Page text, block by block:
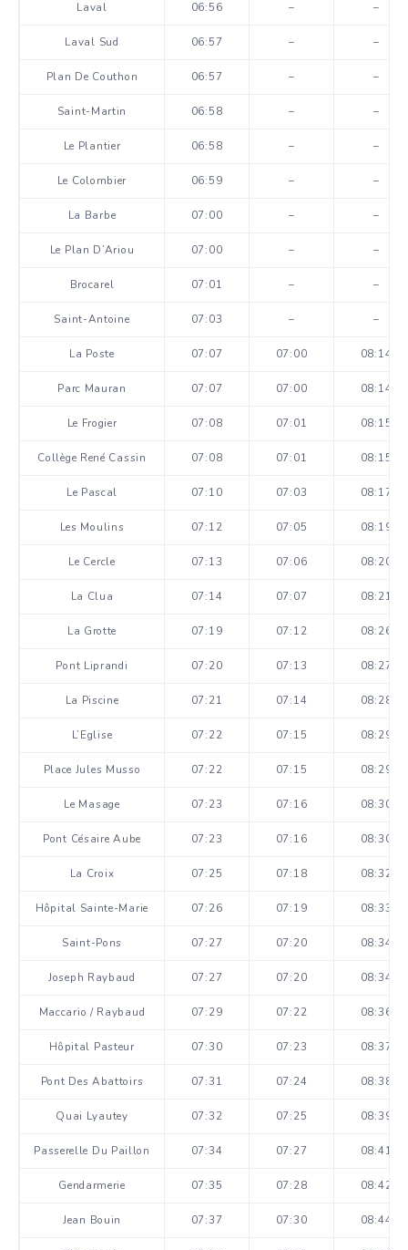
Laval 06:56 – –
Laval Sud 06:57 – –
Plan De Couthon 06:57 – –
Saint-Martin 06:58 – –
Le Plantier 06:58 – –
Le Colombier 06:59 – –
La Barbe 07:00 – –
Le Plan D’Ariou 07:00 – –
Brocarel 07:01 – –
Saint-Antoine 07:03 – –
La Poste 07:07 07:00 08:14
Parc Mauran 07:07 07:00 08:14
Le Frogier 07:08 07:01 08:15
Collège René Cassin 07:08 07:01 08:15
Le Pascal 07:10 07:03 08:17
Les Moulins 07:12 07:05 08:19
Le Cercle 07:13 07:06 08:20
La Clua 07:14 07:07 08:21
La Grotte 07:19 07:12 08:26
Pont Liprandi 07:20 07:13 08:27
La Piscine 07:21 07:14 08:28
L’Eglise 07:22 07:15 08:29
Place Jules Musso 07:22 07:15 08:29
Le Masage 07:23 07:16 08:30
Pont Césaire Aube 07:23 07:16 08:30
La Croix 07:25 07:18 08:32
Hôpital Sainte-Marie 07:26 07:19 08:33
Saint-Pons 07:27 07:20 08:34
Joseph Raybaud 07:27 07:20 08:34
Maccario / Raybaud 07:29 07:22 08:36
Hôpital Pasteur 07:30 07:23 08:37
Pont Des Abattoirs 07:31 07:24 08:38
Quai Lyautey 07:32 07:25 08:39
Passerelle Du Paillon 07:34 07:27 08:41
Gendarmerie 07:35 07:28 08:42
Jean Bouin 07:37 07:30 08:44